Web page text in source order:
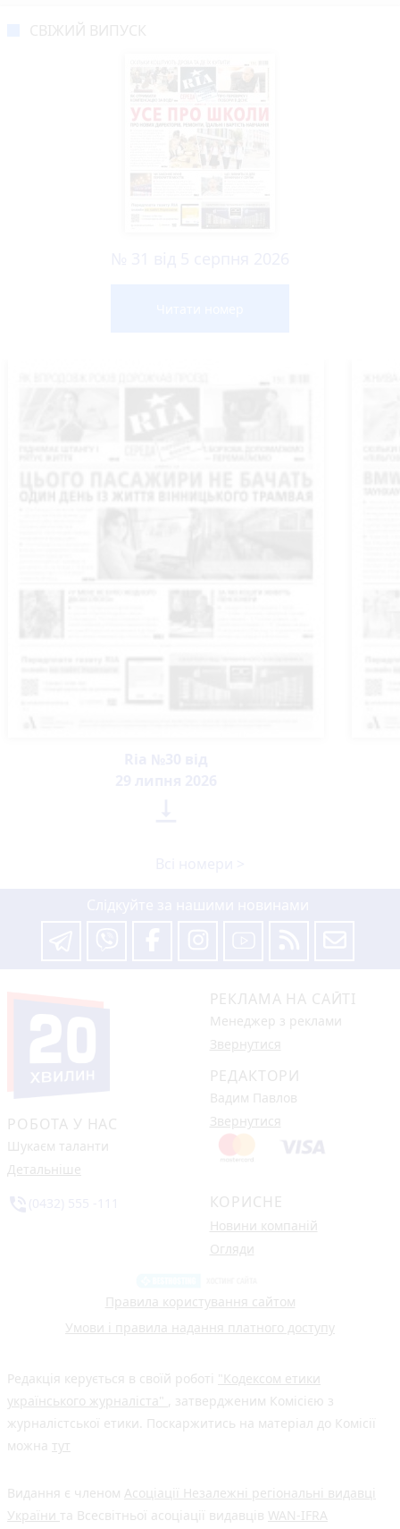
РОБОТА У НАС
Шукаєм таланти
Детальніше
РЕКЛАМА НА САЙТІ
Менеджер з реклами
Звернутися
РЕДАКТОРИ
Вадим Павлов
Звернутися
КОРИСНЕ
Новини компаній
Огляди
Правила користування сайтом
Умови і правила надання платного доступу
Редакція керується в своїй роботі "Кодексом етики
українського журналіста"
, затвердженим Комісією з
журналістської етики. Поскаржитись на матеріал до Комісії
можна тут
Видання є членом Асоціації Незалежні регіональні видавці
України та Всесвітньої асоціації видавців WAN-IFRA